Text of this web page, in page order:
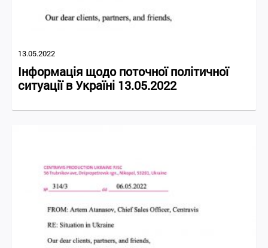
13.05.2022
Інформація щодо поточної політичної
ситуації в Україні 13.05.2022